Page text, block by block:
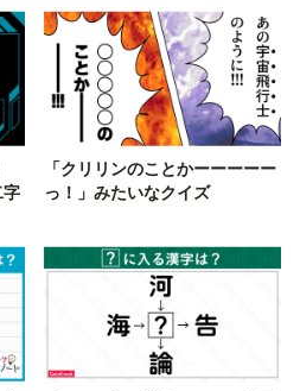
字
「クリリンのことかーーーーー
っ！」みたいなクイズ